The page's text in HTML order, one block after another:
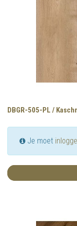
DBGR-505-PL /
Je moet